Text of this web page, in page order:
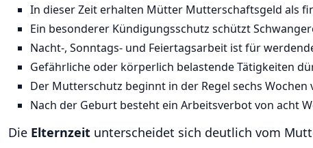
In dieser Zeit erhalten Mütter Mutterschaftsgeld als
Ein besonderer Kündigungsschutz schützt
Nacht-, Sonntags- und Feiertagsarbeit ist für
Gefährliche oder körperlich belastende Tätigkeiten
Der Mutterschutz beginnt in der Regel sechs
Nach der Geburt besteht ein Arbeitsverbot von acht
Die Elternzeit unterscheidet sich deutlich vom